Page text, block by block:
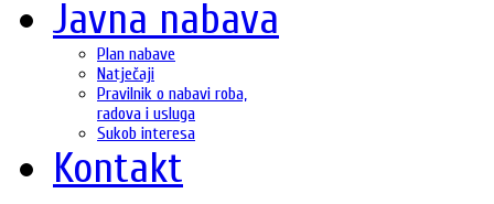
Javna nabava
Plan nabave
Natječaji
Pravilnik o nabavi roba,
radova i usluga
Sukob interesa
Kontakt